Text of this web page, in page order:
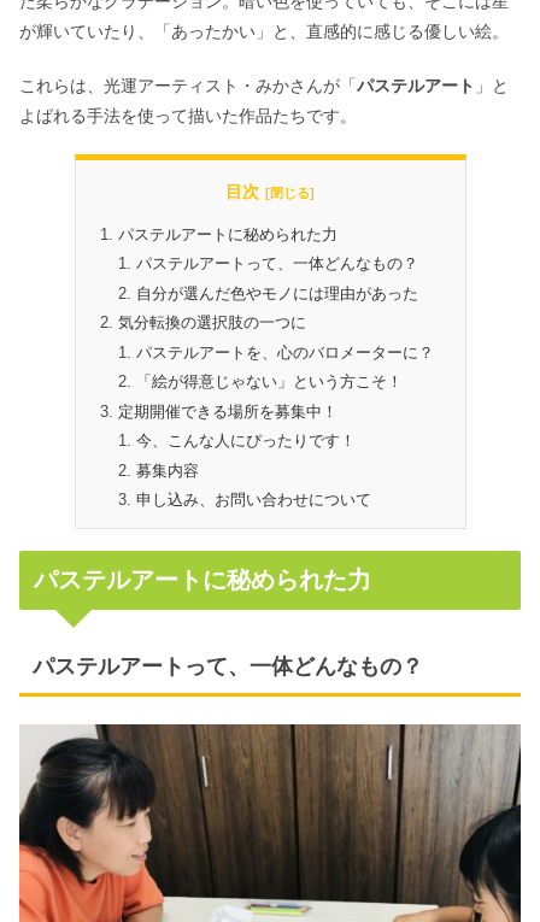
が輝いていたり、「あったかい」と、直感的に感じる優しい絵。
これらは、光運アーティスト・みかさんが「パステルアート 」と
よばれる手法を使って描いた作品たちです。
目次
パステルアートに秘められた力
パステルアートって、一体どんなもの？
自分が選んだ色やモノには理由があった
気分転換の選択肢の一つに
パステルアートを、心のバロメーターに？
「絵が得意じゃない」という方こそ！
定期開催できる場所を募集中！
今、こんな人にぴったりです！
募集内容
申し込み、お問い合わせについて
パステルアートに秘められた力
パステルアートって、一体どんなもの？